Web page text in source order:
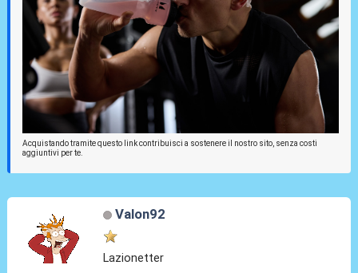
Acquistando tramite questo link contribuisci a sostenere il nostro sito, senza costi
aggiuntivi per te.
Valon92
Lazionetter